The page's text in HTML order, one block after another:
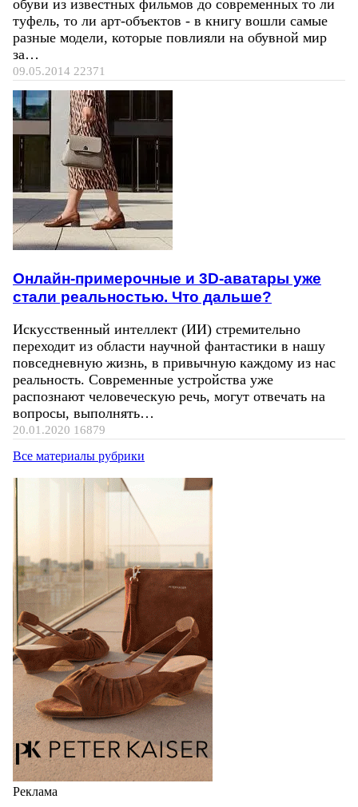
обуви из известных фильмов до современных то ли
туфель, то ли арт-объектов - в книгу вошли самые
разные модели, которые повлияли на обувной мир
за…
09.05.2014 22371
Онлайн-примерочные и 3D-аватары уже
стали реальностью. Что дальше?
Искусственный интеллект (ИИ) стремительно
переходит из области научной фантастики в нашу
повседневную жизнь, в привычную каждому из нас
реальность. Современные устройства уже
распознают человеческую речь, могут отвечать на
вопросы, выполнять…
20.01.2020 16879
Все материалы рубрики
Реклама